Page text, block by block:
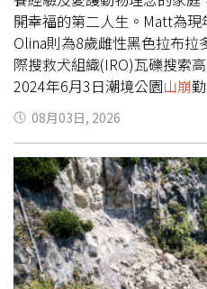
金。另據報導，阿爾庫尼亞諾
提出56萬歐元（約新台幣
因事件造成的損失。
開幸福的第二人生。Matt為現
Olina則為8歲雌性黑色拉布拉
際搜救犬組織(IRO)瓦礫搜索
2024年6月3日潮境公園山崩
防局也開放2隻搜救犬寄養，
活。搜救犬Matt服役期間曾
務。（圖／翻攝畫面）北市
強度訓練與各項救援勤務，
如今達服勤年限、光榮退役
牠們找到一個充滿愛與陪伴
的毛英雄，在卸下任務後，
邀請愛犬家庭踴躍提出申請
的重要家人。搜救犬Olina將
08月03日, 2026